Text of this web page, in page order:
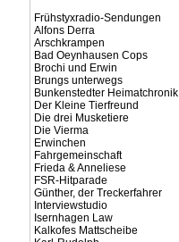
Frühstyxradio-Sendungen
Alfons Derra
Arschkrampen
Bad Oeynhausen Cops
Brochi und Erwin
Brungs unterwegs
Bunkenstedter Heimatchronik
Der Kleine Tierfreund
Die drei Musketiere
Die Vierma
Erwinchen
Fahrgemeinschaft
Frieda & Anneliese
FSR-Hitparade
Günther, der Treckerfahrer
Interviewstudio
Isernhagen Law
Kalkofes Mattscheibe